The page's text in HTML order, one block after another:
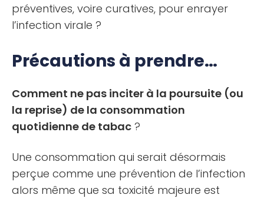
préventives, voire curatives, pour enrayer
l’infection virale ?
Précautions à prendre…
Comment ne pas inciter à la poursuite (ou
la reprise) de la consommation
quotidienne de tabac ?
Une consommation qui serait désormais
perçue comme une prévention de l’infection
alors même que sa toxicité majeure est